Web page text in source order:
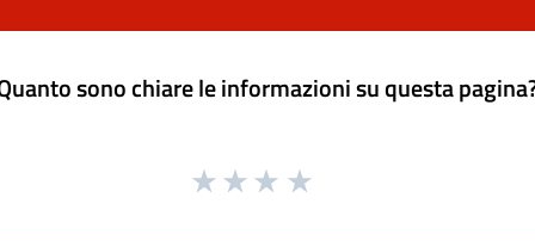
sono chiare le informazioni su questa